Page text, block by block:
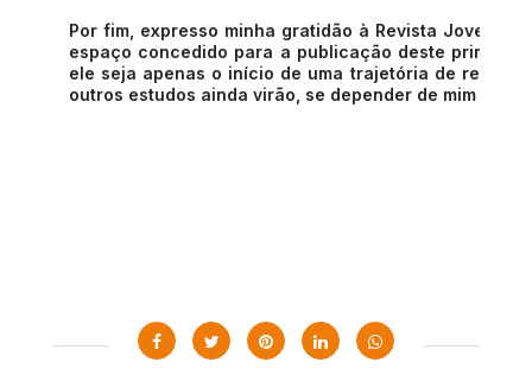
Por fim, expresso minha gratidão à Revista Jovem
espaço concedido para a publicação deste primeiro
ele seja apenas o início de uma trajetória de
outros estudos ainda virão, se depender de mim